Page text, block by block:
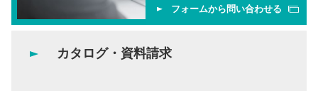
フォームから問い合わせる
カタログ・資料請求